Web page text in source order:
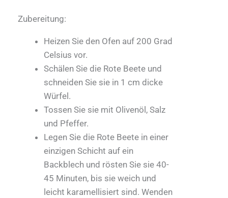
Zubereitung:
Heizen Sie den Ofen auf 200 Grad
Celsius vor.
Schälen Sie die Rote Beete und
schneiden Sie sie in 1 cm dicke
Würfel.
Tossen Sie sie mit Olivenöl, Salz
und Pfeffer.
Legen Sie die Rote Beete in einer
einzigen Schicht auf ein
Backblech und rösten Sie sie 40-
45 Minuten, bis sie weich und
leicht karamellisiert sind. Wenden